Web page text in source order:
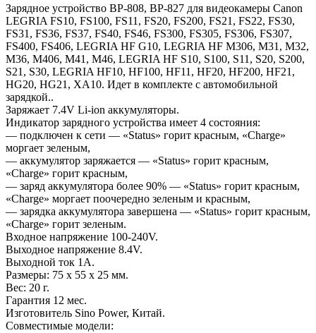
Зарядное устройство BP-808, BP-827 для видеокамеры Canon
LEGRIA FS10, FS100, FS11, FS20, FS200, FS21, FS22, FS30,
FS31, FS36, FS37, FS40, FS46, FS300, FS305, FS306, FS307,
FS400, FS406, LEGRIA HF G10, LEGRIA HF M306, M31, M32,
M36, M406, M41, M46, LEGRIA HF S10, S100, S11, S20, S200,
S21, S30, LEGRIA HF10, HF100, HF11, HF20, HF200, HF21,
HG20, HG21, XA10. Идет в комплекте с автомобильной
зарядкой..
Заряжает 7.4V Li-ion аккумуляторы.
Индикатор зарядного устройства имеет 4 состояния:
— подключен к сети — «Status» горит красным, «Charge»
моргает зеленым,
— аккумулятор заряжается — «Status» горит красным,
«Charge» горит красным,
— заряд аккумулятора более 90% — «Status» горит красным,
«Charge» моргает поочередно зеленым и красным,
— зарядка аккумулятора завершена — «Status» горит красным,
«Charge» горит зеленым.
Входное напряжение 100-240V.
Выходное напряжение 8.4V.
Выходной ток 1А.
Размеры: 75 x 55 x 25 мм.
Вес: 20 г.
Гарантия 12 мес.
Изготовитель Sino Power, Китай.
Совместимые модели: